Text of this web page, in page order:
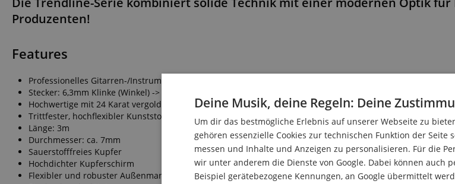
Produzenten!
Features
Professionelles Gitarren-/Instrumentenkabel
Stecker: 6,3mm Klinke (Winkel) -> 6,3mm Klinke
Hochwertige mit 24 Karat vergoldete Stecker
Trittfester, hochflexibler Kunststoffmantel mit exzellenten Abschirmungseigenschaften
Länge: 3m
Durchmesser: ca. 7mm
Sauerstofffreies Kupfer
Hochdichter Kupferschirm
Flexibler und robuster Außenmantel
Deine Musik, deine Regeln: Deine
Um dir das bestmögliche Erlebnis auf unserer Webseite zu
gehören essenzielle Cookies zur technischen Funktion der Seite
messen und Inhalte und Anzeigen zu personalisieren. Für die
wir unter anderem die Dienste von Google. Dabei können auch
Beispiel gerätebezogene Kennungen, an Google übermittelt